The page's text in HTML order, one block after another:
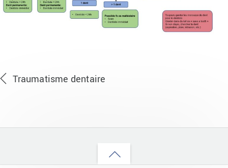
Traumatisme dentaire
Back